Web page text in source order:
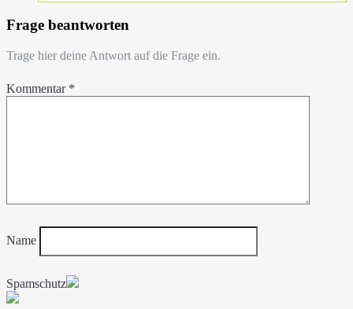
Frage beantworten
Trage hier deine Antwort auf die Frage ein.
Kommentar *
Name
Spamschutz